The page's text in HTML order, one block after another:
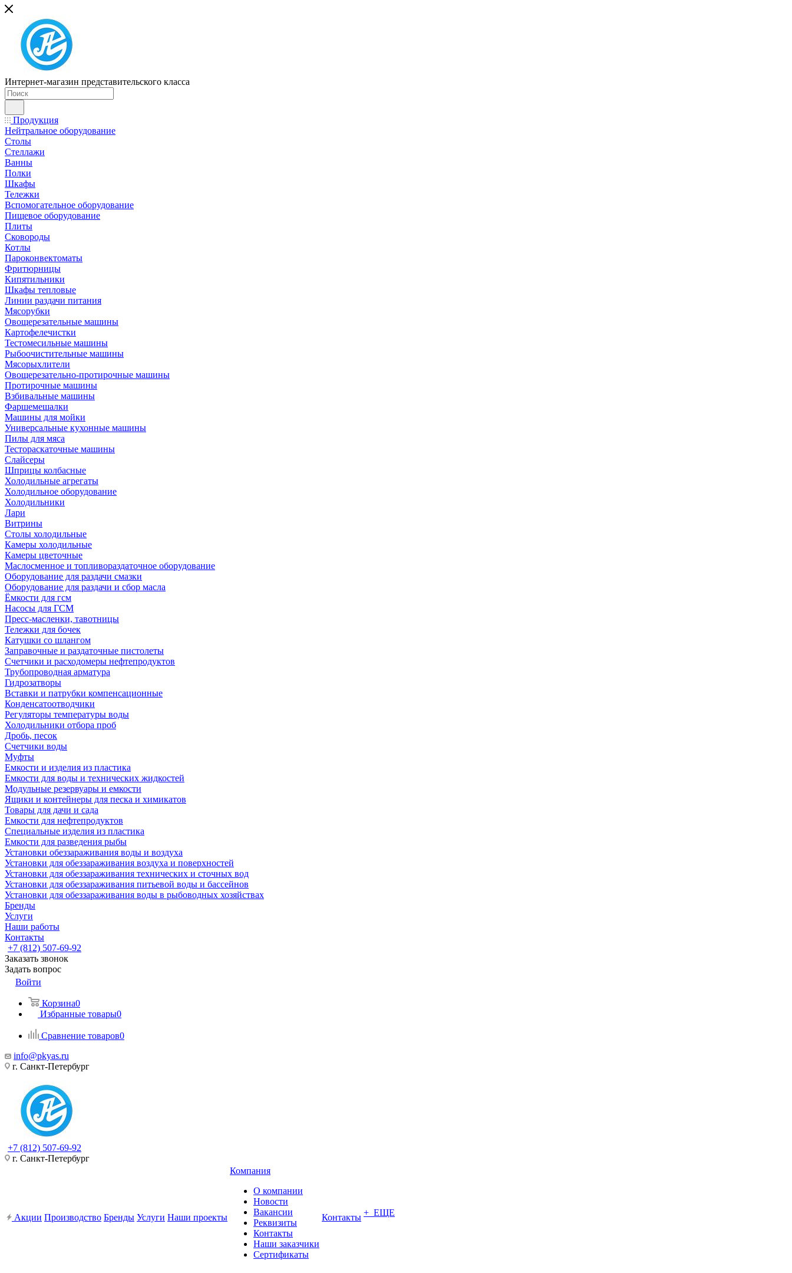
Интернет-магазин представительского класса
Продукция
Нейтральное оборудование
Столы
Стеллажи
Ванны
Полки
Шкафы
Тележки
Вспомогательное оборудование
Пищевое оборудование
Плиты
Сковороды
Котлы
Пароконвектоматы
Фритюрницы
Кипятильники
Шкафы тепловые
Линии раздачи питания
Мясорубки
Овощерезательные машины
Картофелечистки
Тестомесильные машины
Рыбоочистительные машины
Мясорыхлители
Овощерезательно-протирочные машины
Протирочные машины
Взбивальные машины
Фаршемешалки
Машины для мойки
Универсальные кухонные машины
Пилы для мяса
Тестораскаточные машины
Слайсеры
Шприцы колбасные
Холодильные агрегаты
Холодильное оборудование
Холодильники
Лари
Витрины
Столы холодильные
Камеры холодильные
Камеры цветочные
Маслосменное и топливораздаточное оборудование
Оборудование для раздачи смазки
Оборудование для раздачи и сбор масла
Ёмкости для гсм
Насосы для ГСМ
Пресс-масленки, тавотницы
Тележки для бочек
Катушки со шлангом
Заправочные и раздаточные пистолеты
Счетчики и расходомеры нефтепродуктов
Трубопроводная арматура
Гидрозатворы
Вставки и патрубки компенсационные
Конденсатоотводчики
Регуляторы температуры воды
Холодильники отбора проб
Дробь, песок
Счетчики воды
Муфты
Емкости и изделия из пластика
Емкости для воды и технических жидкостей
Модульные резервуары и емкости
Ящики и контейнеры для песка и химикатов
Товары для дачи и сада
Емкости для нефтепродуктов
Специальные изделия из пластика
Емкости для разведения рыбы
Установки обеззараживания воды и воздуха
Установки для обеззараживания воздуха и поверхностей
Установки для обеззараживания технических и сточных вод
Установки для обеззараживания питьевой воды и бассейнов
Установки для обеззараживания воды в рыбоводных хозяйствах
Бренды
Услуги
Наши работы
Контакты
+7 (812) 507-69-92
Заказать звонок
Задать вопрос
Войти
Корзина0
Избранные товары0
Сравнение товаров0
info@pkyas.ru
г. Санкт-Петербург
+7 (812) 507-69-92
г. Санкт-Петербург
Акции Производство Бренды Услуги Наши проекты
Компания
О компании
Новости
Вакансии
Реквизиты
Контакты
Наши заказчики
Сертификаты
Контакты + ЕЩЕ